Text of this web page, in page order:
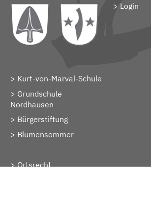
> Login
Kurt-von-Marval-Schule
Grundschule
Nordhausen
Bürgerstiftung
Blumensommer
Ortsrecht